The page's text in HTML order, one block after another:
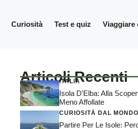
Curiosità Test e quiz Viaggiare
Articoli Recenti
ITALIA
Isola D’Elba: Alla
Meno Affollate
CURIOSITÀ DAL MONDO
Partire Per Le Isole: